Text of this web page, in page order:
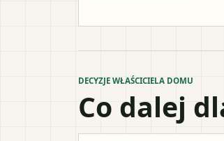
DECYZJE WŁAŚCICIELA DOMU
Co dalej